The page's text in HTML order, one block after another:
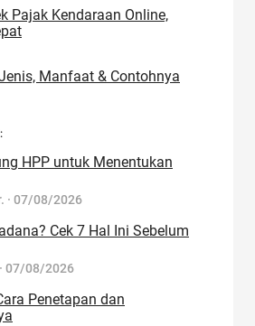
Pajak Kendaraan Online,
Manfaat & Contohnya
HPP untuk Menentukan
· 07/08/2026
Cek 7 Hal Ini Sebelum
· 07/08/2026
Penetapan dan